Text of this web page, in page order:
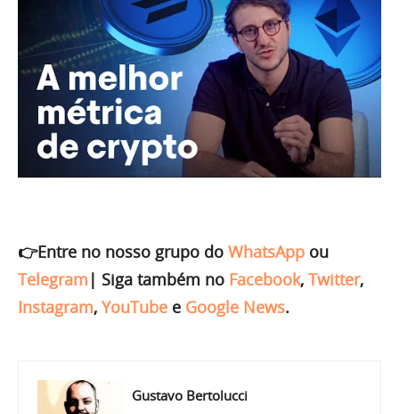
👉Entre no nosso grupo do WhatsApp ou
Telegram | Siga também no Facebook, Twitter,
Instagram, YouTube e Google News.
Gustavo Bertolucci